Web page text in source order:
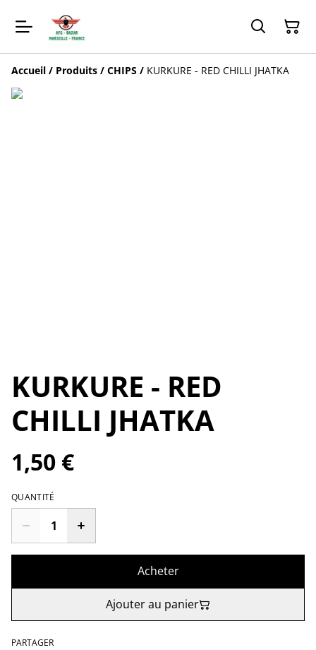
Accueil / Produits / CHIPS / KURKURE - RED CHILLI JHATKA
KURKURE - RED
CHILLI JHATKA
1,50 €
QUANTITÉ
Acheter
Ajouter au panier
PARTAGER